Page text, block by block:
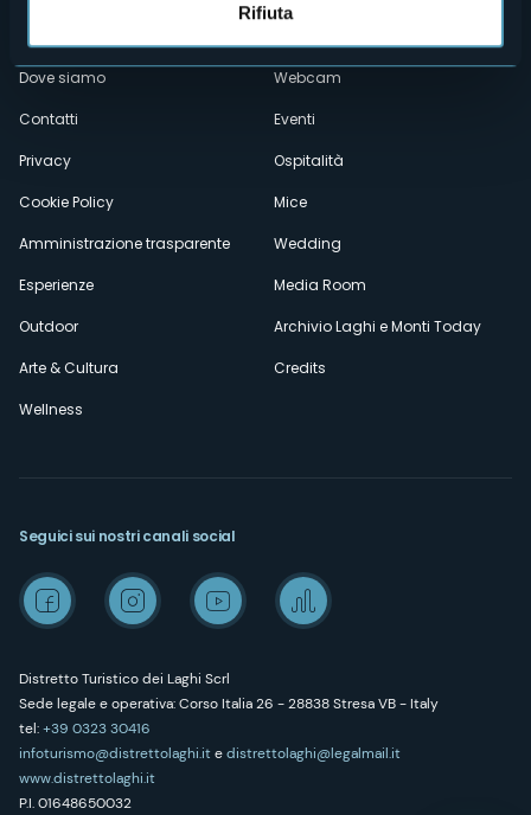
Rifiuta
Menù
secondario
Dove siamo
Contatti
Privacy
Cookie Policy
Amministrazione trasparente
Esperienze
Outdoor
Arte & Cultura
Wellness
Webcam
Eventi
Ospitalità
Mice
Wedding
Media Room
Archivio Laghi e Monti Today
Credits
Distretto Turistico dei Laghi Scrl
Sede legale e operativa: Corso Italia 26 - 28838 Stresa VB - Italy
tel:+39 0323 30416
infoturismo@distrettolaghi.itedistrettolaghi@legalmail.it
www.distrettolaghi.it
P.I. 01648650032
Seguici sui nostri canali social